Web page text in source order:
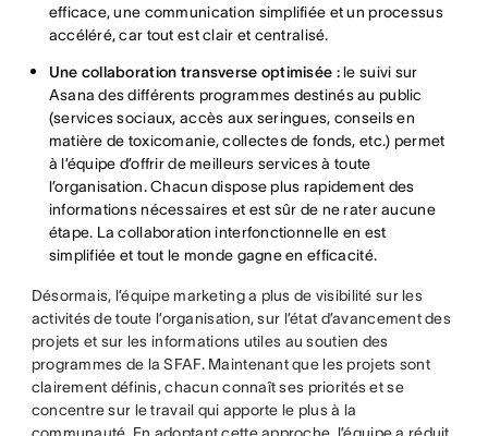
efficace, une communication simplifiée et un processus
accéléré, car tout est clair et centralisé.
Une collaboration transverse optimisée :le suivi sur
Asana des différents programmes destinés au public
(services sociaux, accès aux seringues, conseils en
matière de toxicomanie, collectes de fonds, etc.) permet
à l’équipe d’offrir de meilleurs services à toute
l’organisation. Chacun dispose plus rapidement des
informations nécessaires et est sûr de ne rater aucune
étape. La collaboration interfonctionnelle en est
simplifiée et tout le monde gagne en efficacité.
Désormais, l’équipe marketing a plus de visibilité sur les
activités de toute l’organisation, sur l’état d’avancement des
projets et sur les informations utiles au soutien des
programmes de la SFAF. Maintenant que les projets sont
clairement définis, chacun connaît ses priorités et se
concentre sur le travail qui apporte le plus à la